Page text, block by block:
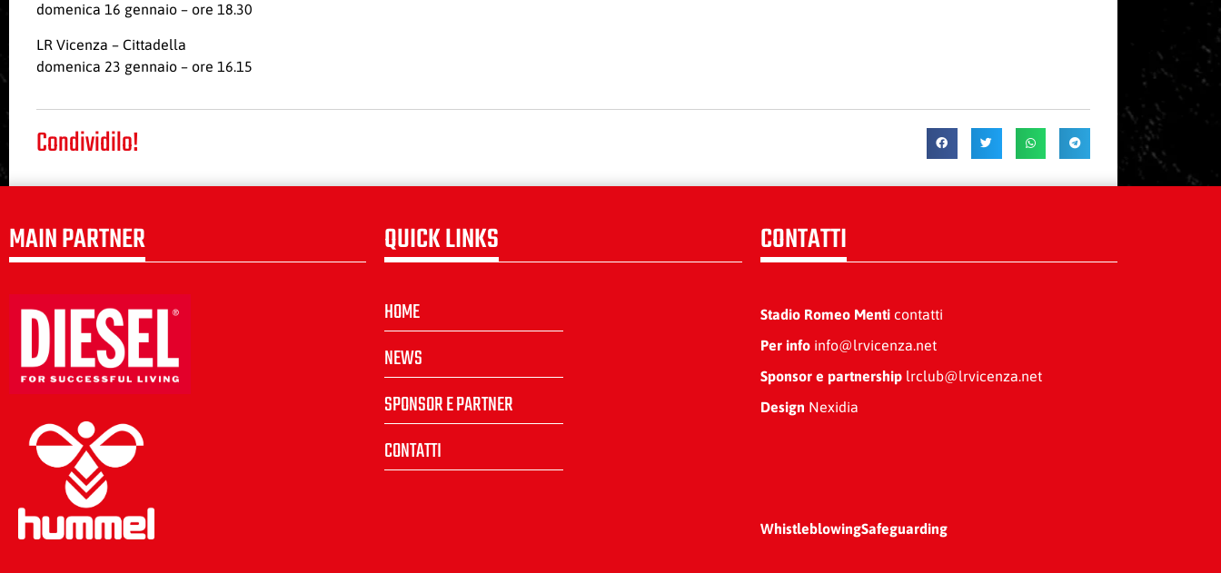
domenica 16 gennaio – ore 18.30
LR Vicenza – Cittadella
domenica 23 gennaio – ore 16.15
Condividilo!
MAIN PARTNER QUICK LINKS
HOME
NEWS
SPONSOR E PARTNER
CONTATTI
CONTATTI
Stadio Romeo Menticontatti
Per infoinfo@lrvicenza.net
Sponsor e partnershiplrclub@lrvicenza.net
Design Nexidia
WhistleblowingSafeguarding